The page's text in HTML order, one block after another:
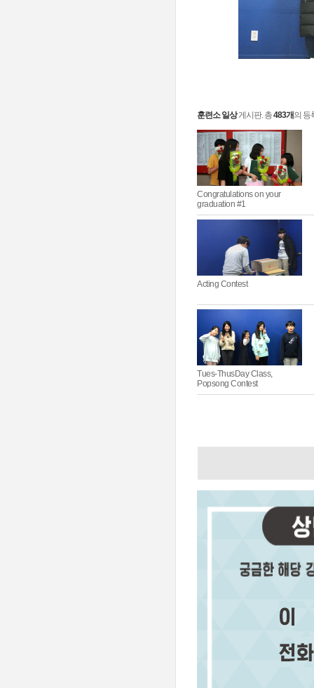
훈련소 일상게시판. 총483개의 등
Congratulations on your
graduation #1
Acting Contest
Tues-ThusDay Class,
Popsong Contest